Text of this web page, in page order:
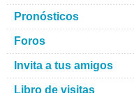
Pronósticos
Foros
Invita a tus amigos
Libro de visitas